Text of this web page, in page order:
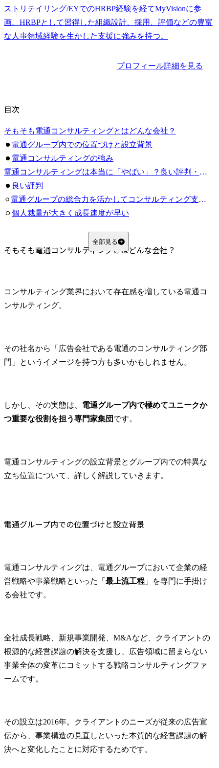
ストリテイリング/EYでのHRBP経験を経てMyVisionに参
画。HRBPとして習得した組織設計、採用、評価などの豊富
な人事領域経験を生かした支援に強みを持つ。
プロフィール詳細を見る
目次
そもそも電通コンサルティングとはどんな会社？
電通グループ内での位置づけと設立背景
電通コンサルティングの強み
電通コンサルティングは本当に「やばい」？良い評判・悪い評判
良い評判
電通グループの総合力を活かしてコンサルティング支援ができる
個人裁量が大きく成長速度が早い
休みのスケジュールが立てやすい
悪い評判
戦略ファームと比べたブランド力の違いに不安
電通コンサルティングの年収や福利厚生の実態
平均年収と職位別の年収水準
電通コンサルティングのキャリアアップ・成長機会の実態
キャリアステップと昇格スピード
論理とクリエイティブを両立したい人
変化の中で学び柔軟に動ける人
短期成果や明確な枠組みを好む人
過去の経験を「課題発見・共創・実行力」で語れるように準備する
MyVisionを活用してケース面接や業界研究を万全にする
まとめ
全部見る
そもそも電通コンサルティングとはどんな会社？
コンサルティング業界において存在感を増している電通コ
ンサルティング。
その社名から「広告会社である電通のコンサルティング部
門」というイメージを持つ方も多いかもしれません。
しかし、その実態は、 電通グループ内で極めてユニークか
つ重要な役割を担う専門家集団 です。
電通コンサルティングの設立背景とグループ内での特異な
立ち位置について、詳しく解説していきます。
電通グループ内での位置づけと設立背景
電通コンサルティングは、電通グループにおいて企業の経
営戦略や事業戦略といった「 最上流工程 」を専門に手掛け
る会社です。
全社成長戦略、新規事業開発、M&Aなど、クライアントの
根源的な経営課題の解決を支援し、広告領域に留まらない
事業全体の変革にコミットする戦略コンサルティングファ
ームです。
その設立は2016年。クライアントのニーズが従来の広告宣
伝から、事業構造の見直しといった本質的な経営課題の解
決へと変化したことに対応するためです。